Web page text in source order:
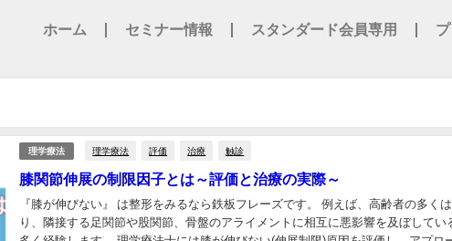
ホーム セミナー情報 スタンダード会員専用
理学療法 理学療法 評価 治療 触診
膝関節伸展の制限因子とは～評価と治療の実際～
『膝が伸びない』 は整形をみるなら鉄板フレーズです。 例えば、高齢者の多く
り、隣接する足関節や股関節、骨盤のアライメントに相互に悪影響を及ぼしてい